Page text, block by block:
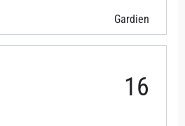
Gardien
16